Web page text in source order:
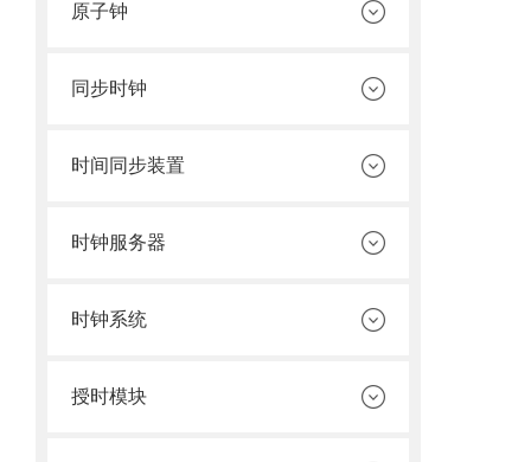
原子钟
同步时钟
时间同步装置
时钟服务器
时钟系统
授时模块